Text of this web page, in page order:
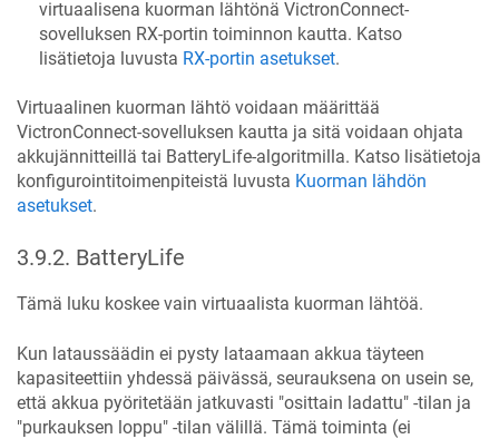
virtuaalisena kuorman lähtönä VictronConnect-
sovelluksen RX-portin toiminnon kautta. Katso
lisätietoja luvusta RX-portin asetukset.
Virtuaalinen kuorman lähtö voidaan määrittää
VictronConnect-sovelluksen kautta ja sitä voidaan ohjata
akkujännitteillä tai BatteryLife-algoritmilla. Katso lisätietoja
konfigurointitoimenpiteistä luvusta Kuorman lähdön
asetukset.
3.9.2. BatteryLife
Tämä luku koskee vain virtuaalista kuorman lähtöä.
Kun lataussäädin ei pysty lataamaan akkua täyteen
kapasiteettiin yhdessä päivässä, seurauksena on usein se,
että akkua pyöritetään jatkuvasti "osittain ladattu" -tilan ja
"purkauksen loppu" -tilan välillä. Tämä toiminta (ei